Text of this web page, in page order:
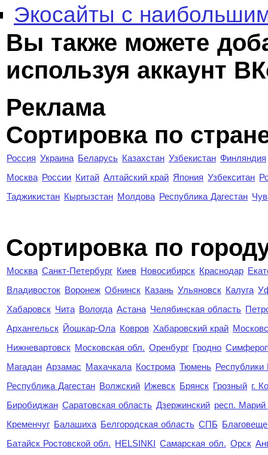
Экосайты с
Вы также можете
используя аккаунт
Реклама
Сортировка по
Россия Украина Беларусь Казахстан Узбекистан Финляндия
Москва России Китай Алтайский край Япония Узбекситан
Таджикистан Кыргызстан Молдова Республика Дагестан
Cортировка по
Москва Санкт-Петербург Киев Новосибирск Краснодар
Владивосток Воронеж Обнинск Казань Ульяновск Калуга
Хабаровск Чита Вологда Астана Челябинская область
Архангельск Йошкар-Ола Ковров Хабаровский край
Нижневартовск Московская обл. Оренбург Гродно
Магадан Арзамас Махачкала Кострома Тюмень Республики
Республика Дагестан Волжский Ижевск Брянск Грозный г.
Биробиджан Саратовская область Дзержинский респ.
Кременчуг Балашиха Белгородская область СПБ
Батайск Ростовской обл. HELSINKI Самарская обл. Орск